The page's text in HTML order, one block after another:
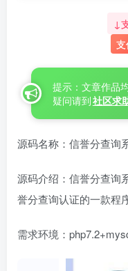
↓
提示：文章作品
疑问请到社区求
源码名称：信誉分查询
源码介绍：信誉分查询
誉分查询认证的一款程
需求环境：